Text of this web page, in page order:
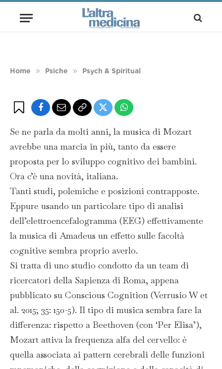
Home » Psiche » Psych & Spiritual
PSYCH & SPIRITUAL
Se ne parla da molti anni, la musica di Mozart
avrebbe una marcia in più, tanto da essere
proposta per lo sviluppo cognitivo dei bambini.
Ora c’è una novità, italiana.
Tanti studi, polemiche e posizioni contrapposte.
Eppure usando un particolare tipo di analisi
dell’elettroencefalogramma (EEG) effettivamente
la musica di Amadeus un effetto sulle facoltà
cognitive sembra proprio averlo.
Si tratta di uno studio condotto da un team di
ricercatori della Sapienza di Roma, appena
pubblicato su Conscious Cognition (Verrusio W et
al. 2015; 35: 150-5). Il tipo di musica sembra fare la
differenza: rispetto a Beethoven (con ‘Per Elisa’),
Mozart attiva la frequenza alfa del cervello: è
quella associata ai pattern cerebrali delle funzioni